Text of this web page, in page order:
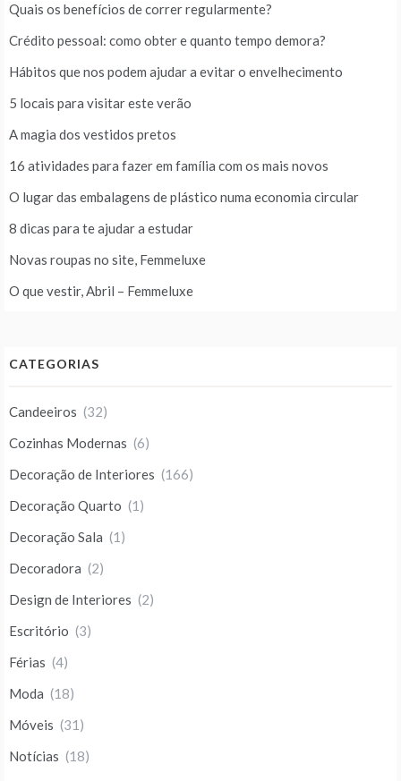
Quais os benefícios de correr regularmente?
Crédito pessoal: como obter e quanto tempo demora?
Hábitos que nos podem ajudar a evitar o envelhecimento
5 locais para visitar este verão
A magia dos vestidos pretos
16 atividades para fazer em família com os mais novos
O lugar das embalagens de plástico numa economia circular
8 dicas para te ajudar a estudar
Novas roupas no site, Femmeluxe
O que vestir, Abril – Femmeluxe
CATEGORIAS
Candeeiros (32)
Cozinhas Modernas (6)
Decoração de Interiores (166)
Decoração Quarto (1)
Decoração Sala (1)
Decoradora (2)
Design de Interiores (2)
Escritório (3)
Férias (4)
Moda (18)
Móveis (31)
Notícias (18)